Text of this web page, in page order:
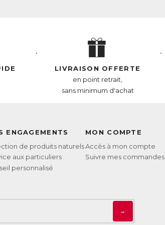
LIVRAISON OFFERTE
en point retrait,
sans minimum d'achat
ENGAGEMENTS
de produits naturels
aux particuliers
personnalisé
MON COMPTE
Accès à mon compte
Suivre mes commandes
→